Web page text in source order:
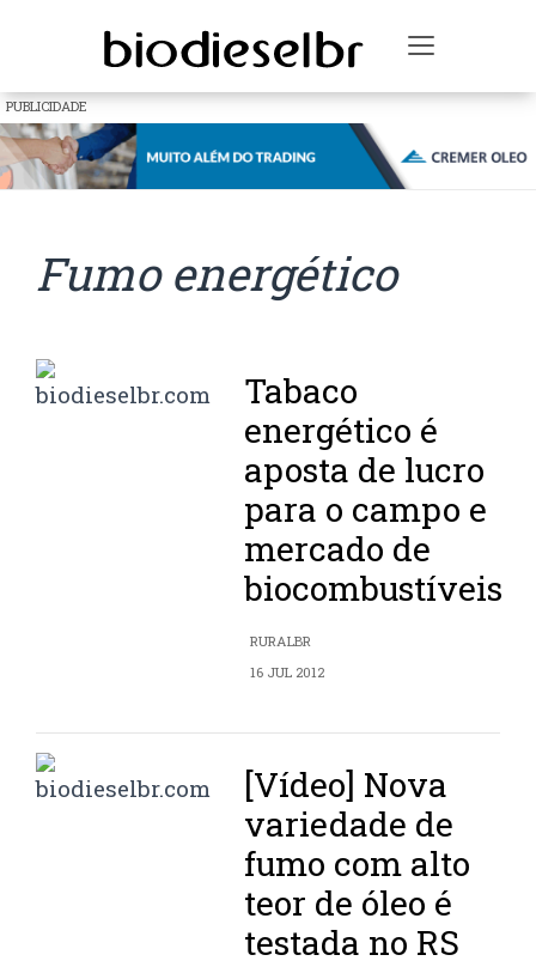
Toggle
PUBLICIDADE
Fumo energético
Tabaco
energético é
aposta de lucro
para o campo e
mercado de
biocombustíveis
RURALBR
16 JUL 2012
[Vídeo] Nova
variedade de
fumo com alto
teor de óleo é
testada no RS